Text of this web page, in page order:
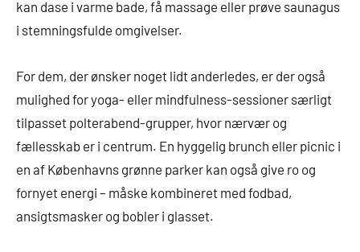
kan dase i varme bade, få massage eller prøve saunagus
i stemningsfulde omgivelser.
For dem, der ønsker noget lidt anderledes, er der også
mulighed for yoga- eller mindfulness-sessioner særligt
tilpasset polterabend-grupper, hvor nærvær og
fællesskab er i centrum. En hyggelig brunch eller picnic i
en af Københavns grønne parker kan også give ro og
fornyet energi – måske kombineret med fodbad,
ansigtsmasker og bobler i glasset.